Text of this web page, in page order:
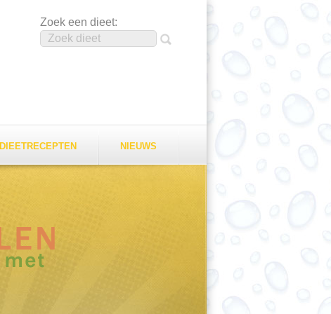
Zoek een dieet:
DIEETRECEPTEN NIEUWS